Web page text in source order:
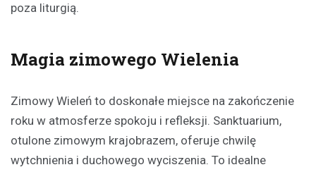
poza liturgią.
Magia zimowego Wielenia
Zimowy Wieleń to doskonałe miejsce na zakończenie
roku w atmosferze spokoju i refleksji. Sanktuarium,
otulone zimowym krajobrazem, oferuje chwilę
wytchnienia i duchowego wyciszenia. To idealne